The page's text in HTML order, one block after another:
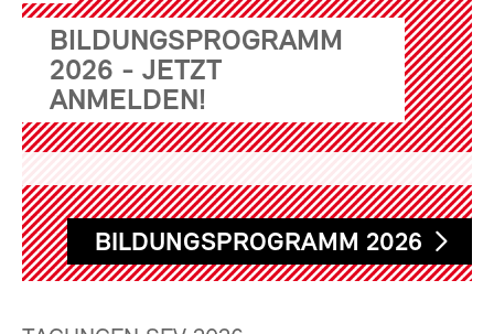
BILDUNGSPROGRAMM
2026 - JETZT
ANMELDEN!
BILDUNGSPROGRAMM 2026